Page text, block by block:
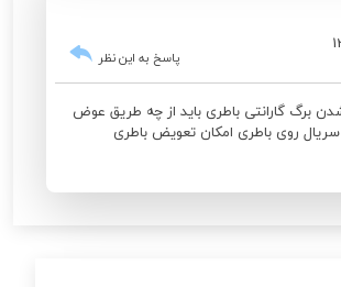
پاسخ به این نظر
برگ گارانتی باطری باید از چه طریق عوض
ر‌وی باطری امکان تعویض باطری